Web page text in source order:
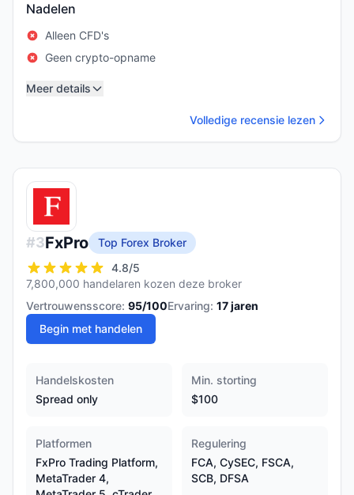
Nadelen
Alleen CFD's
Geen crypto-opname
Meer details
Volledige recensie lezen
#3FxPro
Top Forex Broker
4.8/5
7,800,000 handelaren kozen deze broker
Vertrouwensscore: 95/100Ervaring: 17jaren
Begin met handelen
Handelskosten
Spread only
Min. storting
$100
Platformen
FxPro Trading Platform,
MetaTrader 4,
Regulering
FCA, CySEC, FSCA,
SCB, DFSA